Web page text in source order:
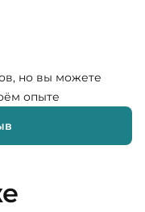
но вы можете
опыте